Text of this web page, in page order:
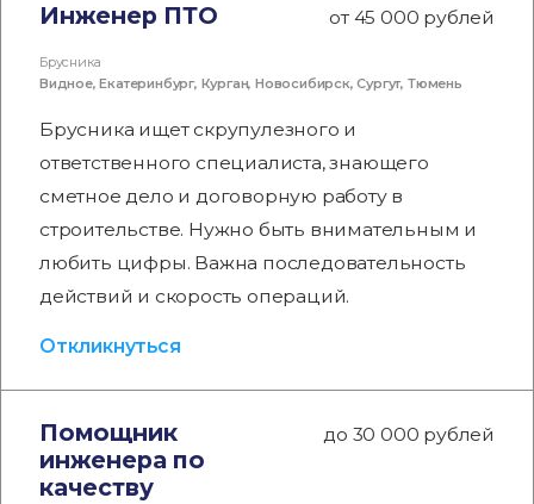
Инженер ПТО от 45 000 рублей
Брусника
Видное,Екатеринбург, Курган,Новосибирск,Сургут, Тюмень
Брусника ищет скрупулезного и
ответственного специалиста, знающего
сметное дело и договорную работу в
строительстве. Нужно быть внимательным и
любить цифры. Важна последовательность
действий и скорость операций.
Откликнуться
Помощник
инженера по
качеству
до 30 000 рублей